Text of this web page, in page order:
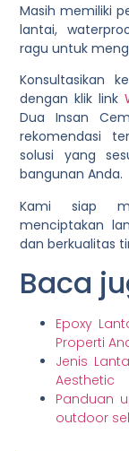
Masih memiliki
lantai,
ragu untuk
Konsultasikan
dengan klik link
Dua Insan
rekomendasi
solusi yang
bangunan Anda.
Kami siap
menciptakan
dan berkualitas
Baca
Epoxy
Properti
Jenis
Aesthetic
Panduan
outdoor